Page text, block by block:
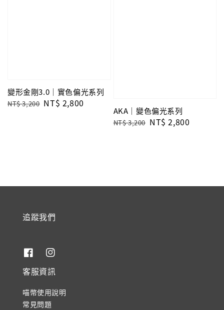
變形金剛3.0｜實色偏光系列
Regular
NT$ 3,200 Sale
NT$ 2,800
AKA｜變色偏光系列
Regular
NT$ 3,200 Sale
NT$ 2,800
追蹤我們
客服資訊
喵幣使用說明
常見問題